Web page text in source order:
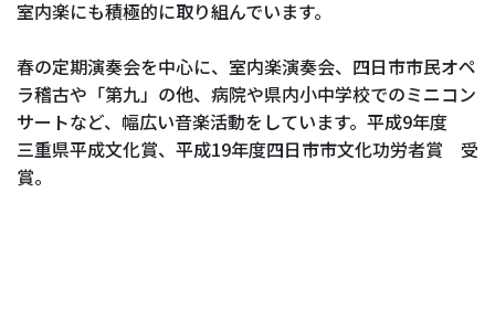
室内楽にも積極的に取り組んでいます。
春の定期演奏会を中心に、室内楽演奏会、四日市市民オペ
ラ稽古や「第九」の他、病院や県内小中学校でのミニコン
サートなど、幅広い音楽活動をしています。平成9年度
三重県平成文化賞、平成19年度四日市市文化功労者賞 受
賞。